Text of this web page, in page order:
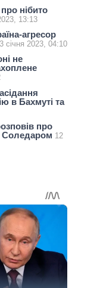
нібито
13:13
агресор
січня 2023, 04:10
не
в Бахмуті та
про
Соледаром 12